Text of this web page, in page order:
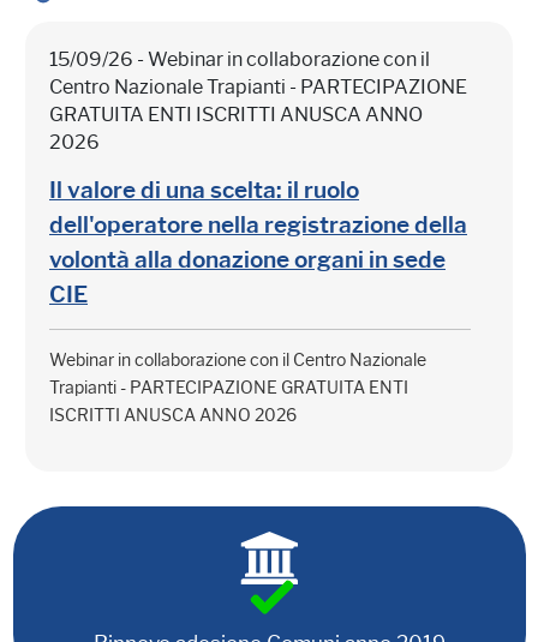
15/09/26 - Webinar in collaborazione con il
Centro Nazionale Trapianti - PARTECIPAZIONE
GRATUITA ENTI ISCRITTI ANUSCA ANNO
2026
Il valore di una scelta: il ruolo
dell'operatore nella registrazione della
volontà alla donazione organi in sede
CIE
Webinar in collaborazione con il Centro Nazionale
Trapianti - PARTECIPAZIONE GRATUITA ENTI
ISCRITTI ANUSCA ANNO 2026